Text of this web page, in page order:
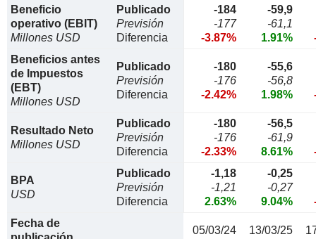
Beneficio
operativo (EBIT)
Millones USD
Publicado
Previsión
Diferencia
-184
-177
-3.87%
-59,9
-61,1
1.91%
Beneficios antes
de Impuestos
(EBT)
Millones USD
Publicado
Previsión
Diferencia
-180
-176
-2.42%
-55,6
-56,8
1.98%
Resultado Neto
Millones USD
Publicado
Previsión
Diferencia
-180
-176
-2.33%
-56,5
-61,9
8.61%
BPA
USD
Publicado
Previsión
Diferencia
-1,18
-1,21
2.63%
-0,25
-0,27
9.04%
Fecha de
05/03/24 13/03/25